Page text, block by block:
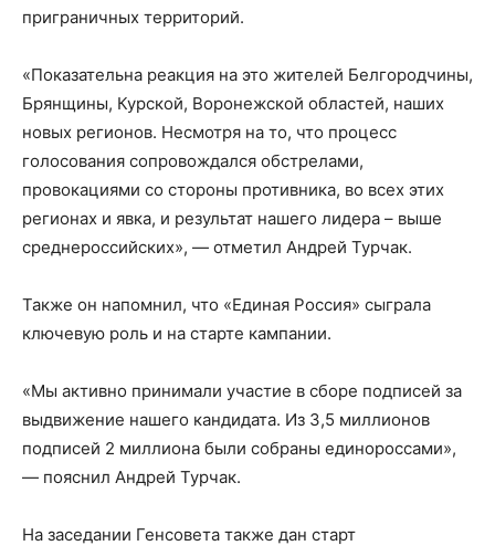
приграничных территорий.
«Показательна реакция на это жителей Белгородчины,
Брянщины, Курской, Воронежской областей, наших
новых регионов. Несмотря на то, что процесс
голосования сопровождался обстрелами,
провокациями со стороны противника, во всех этих
регионах и явка, и результат нашего лидера – выше
среднероссийских», — отметил Андрей Турчак.
Также он напомнил, что «Единая Россия» сыграла
ключевую роль и на старте кампании.
«Мы активно принимали участие в сборе подписей за
выдвижение нашего кандидата. Из 3,5 миллионов
подписей 2 миллиона были собраны единороссами»,
— пояснил Андрей Турчак.
На заседании Генсовета также дан старт